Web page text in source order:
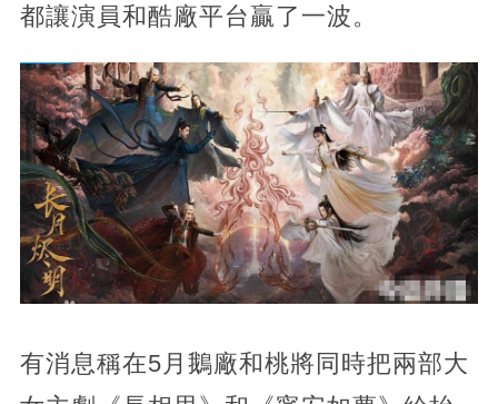
都讓演員和酷廠平台贏了一波。
有消息稱在5月鵝廠和桃將同時把兩部大